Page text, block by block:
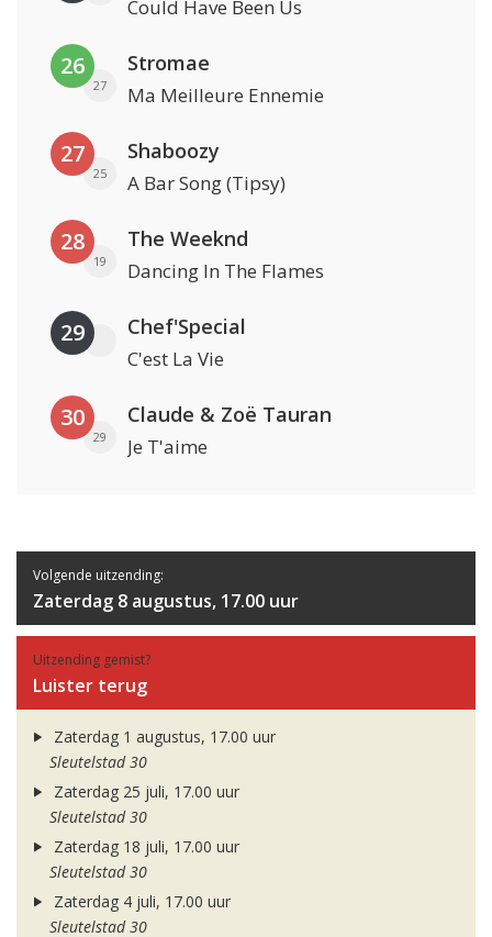
Could Have Been Us
26
27
Stromae
Ma Meilleure Ennemie
27
25
Shaboozy
A Bar Song (Tipsy)
28
19
The Weeknd
Dancing In The Flames
29 Chef'Special
C'est La Vie
30
29
Claude & Zoë Tauran
Je T'aime
Volgende uitzending:
Zaterdag 8 augustus, 17.00 uur
Uitzending gemist?
Luister terug
Zaterdag 1 augustus, 17.00 uur
Sleutelstad 30
Zaterdag 25 juli, 17.00 uur
Sleutelstad 30
Zaterdag 18 juli, 17.00 uur
Sleutelstad 30
Zaterdag 4 juli, 17.00 uur
Sleutelstad 30